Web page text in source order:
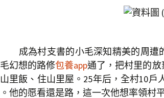
成為村支書的小毛深知精美的周遭
毛幻想的路修包養app通了，把村里的
山里飯、住山里屋。25年后，全村10
。他的愿看還是路，這一次他想率領村